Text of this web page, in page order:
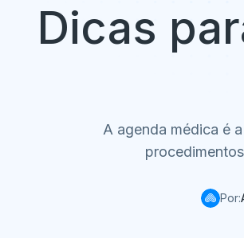
Dicas
A agenda médica é
Por: